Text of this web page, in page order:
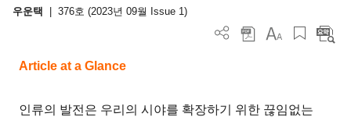
우운택 376호 (2023년 09월 Issue 1)
Article at a Glance
인류의 발전은 우리의 시야를 확장하기 위한 끊임없는